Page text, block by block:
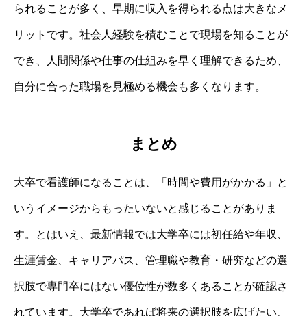
られることが多く、早期に収入を得られる点は大きなメ
リットです。社会人経験を積むことで現場を知ることが
でき、人間関係や仕事の仕組みを早く理解できるため、
自分に合った職場を見極める機会も多くなります。
まとめ
大卒で看護師になることは、「時間や費用がかかる」と
いうイメージからもったいないと感じることがありま
す。とはいえ、最新情報では大学卒には初任給や年収、
生涯賃金、キャリアパス、管理職や教育・研究などの選
択肢で専門卒にはない優位性が数多くあることが確認さ
れています。大学卒であれば将来の選択肢を広げたい、